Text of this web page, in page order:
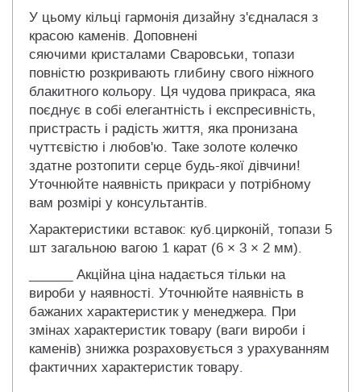
У цьому кільці гармонія дизайну з'єдналася з
красою каменів. Доповнені
сяючими кристалами Сваровськи, топази
повністю розкривають глибину свого ніжного
блакитного кольору. Ця чудова прикраса, яка
поєднує в собі елегантність і експресивність,
пристрасть і радість життя, яка пронизана
чуттєвістю і любов'ю. Таке золоте колечко
здатне розтопити серце будь-якої дівчини!
Уточнюйте наявність прикраси у потрібному
вам розмірі у консультантів.
Характеристики вставок: куб.цирконій, топази 5
шт загальною вагою 1 карат (6 × 3 × 2 мм).
______ Акційна ціна надається тільки на
вироби у наявності. Уточнюйте наявність в
бажаних характеристик у менеджера. При
змінах характеристик товару (ваги вироби і
каменів) знижка розраховується з урахуванням
фактичних характеристик товару.